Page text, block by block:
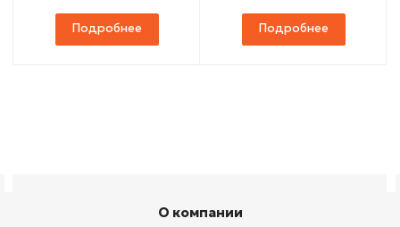
Подробнее Подробнее
О компании